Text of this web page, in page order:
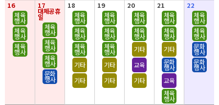
16
체육
행사
체육
행사
체육
행사
17
대체공휴
일
체육
행사
체육
행사
체육
행사
문화
행사
18
체육
행사
체육
행사
체육
행사
기타
기타
19
체육
행사
체육
행사
체육
행사
기타
기타
20
체육
행사
체육
행사
기타
교육
기타
21
체육
행사
체육
행사
기타
문화
행사
교육
체육
행사
22
체육
행사
체육
행사
문화
행사
문화
행사